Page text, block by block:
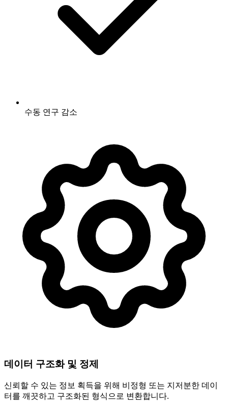
수동 연구 감소
데이터 구조화 및 정제
신뢰할 수 있는 정보 획득을 위해 비정형 또는 지저분한 데이
터를 깨끗하고 구조화된 형식으로 변환합니다.